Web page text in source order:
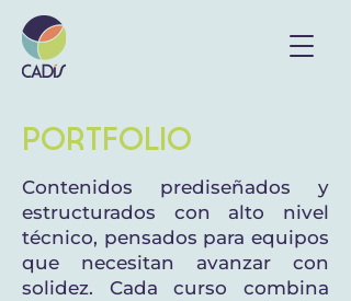
Portfolio
Contenidos prediseñados y
estructurados con alto nivel
técnico, pensados para equipos
que necesitan avanzar con
solidez. Cada curso combina